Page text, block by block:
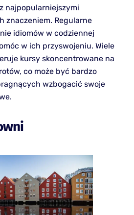
najpopularniejszymi
znaczeniem. Regularne
idiomów w codziennej
w ich przyswojeniu. Wiele
kursy skoncentrowane na
co może być bardzo
wzbogacić swoje